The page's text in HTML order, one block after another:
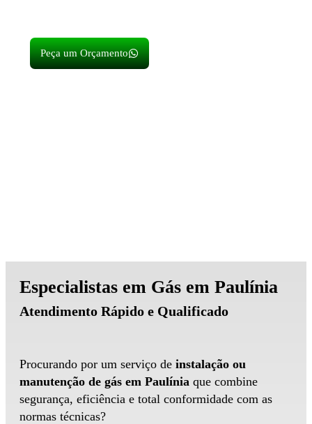
Peça um Orçamento
Especialistas em Gás em Paulínia
Atendimento Rápido e Qualificado
Procurando por um serviço de instalação ou
manutenção de gás em Paulínia que combine
segurança, eficiência e total conformidade com as
normas técnicas?